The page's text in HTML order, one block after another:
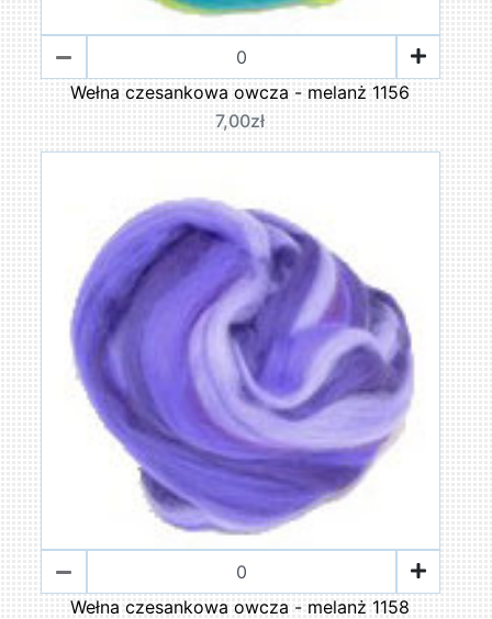
Wełna czesankowa owcza - melanż 1156
7,00zł
Wełna czesankowa owcza - melanż 1158